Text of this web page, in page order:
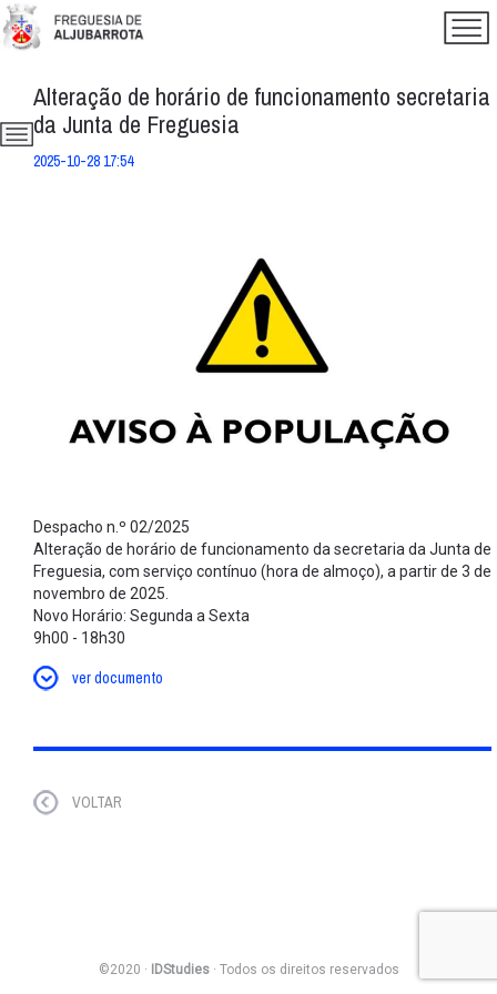
Alteração de horário de funcionamento secretaria
da Junta de Freguesia
2025-10-28 17:54
Despacho n.º 02/2025
Alteração de horário de funcionamento da secretaria da Junta de
Freguesia, com serviço contínuo (hora de almoço), a partir de 3 de
novembro de 2025.
Novo Horário: Segunda a Sexta
9h00 - 18h30
ver documento
VOLTAR
©2020 · IDStudies· Todos os direitos reservados